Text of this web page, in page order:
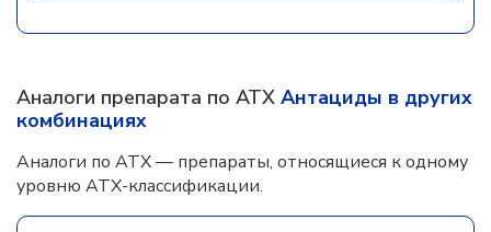
Аналоги препарата по АТХ Антациды в других
комбинациях
Аналоги по АТХ — препараты, относящиеся к одному
уровню АТХ-классификации.